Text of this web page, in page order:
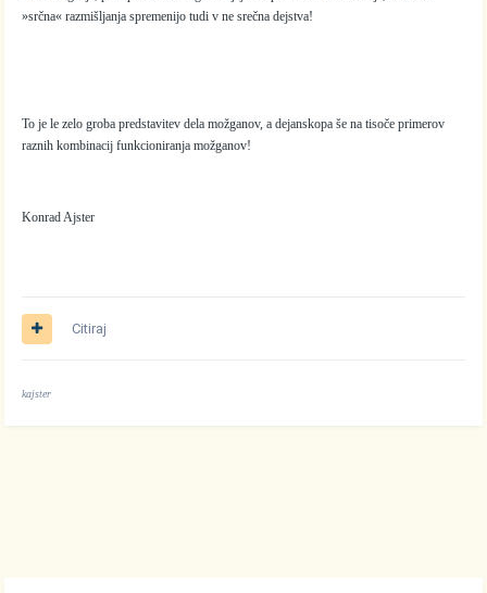
»srčna« razmišljanja spremenijo tudi v ne srečna dejstva!
To je le zelo groba predstavitev dela možganov, a dejanskopa še na tisoče primerov
raznih kombinacij funkcioniranja možganov!
Konrad Ajster
Citiraj
kajster